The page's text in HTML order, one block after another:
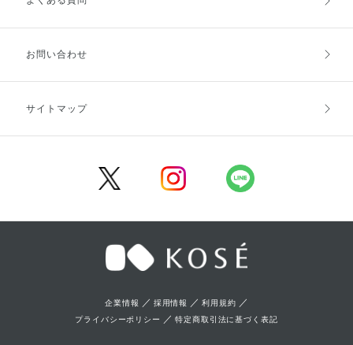
お支払方法
キャンセル・返品・交換
お問い合わせ
サイトマップ
企業情報 ／ 採用情報 ／利用規約 ／
プライバシーポリシー ／特定商取引法に基づく表記